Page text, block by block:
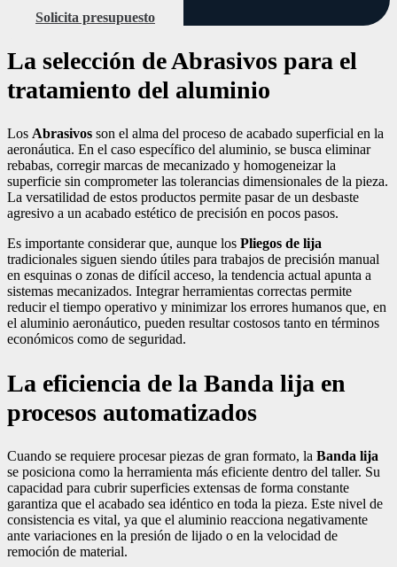
Solicita presupuesto
La selección de Abrasivos para el
tratamiento del aluminio
Los Abrasivos son el alma del proceso de acabado superficial en la
aeronáutica. En el caso específico del aluminio, se busca eliminar
rebabas, corregir marcas de mecanizado y homogeneizar la
superficie sin comprometer las tolerancias dimensionales de la pieza.
La versatilidad de estos productos permite pasar de un desbaste
agresivo a un acabado estético de precisión en pocos pasos.
Es importante considerar que, aunque los Pliegos de lija
tradicionales siguen siendo útiles para trabajos de precisión manual
en esquinas o zonas de difícil acceso, la tendencia actual apunta a
sistemas mecanizados. Integrar herramientas correctas permite
reducir el tiempo operativo y minimizar los errores humanos que, en
el aluminio aeronáutico, pueden resultar costosos tanto en términos
económicos como de seguridad.
La eficiencia de la Banda lija en
procesos automatizados
Cuando se requiere procesar piezas de gran formato, la Banda lija
se posiciona como la herramienta más eficiente dentro del taller. Su
capacidad para cubrir superficies extensas de forma constante
garantiza que el acabado sea idéntico en toda la pieza. Este nivel de
consistencia es vital, ya que el aluminio reacciona negativamente
ante variaciones en la presión de lijado o en la velocidad de
remoción de material.